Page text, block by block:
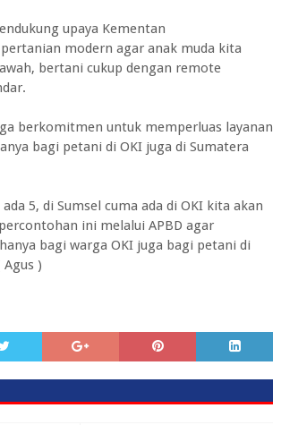
upaya Kementan
modern agar anak muda kita
bertani cukup dengan remote
berkomitmen untuk memperluas layanan
bagi petani di OKI juga di Sumatera
5, di Sumsel cuma ada di OKI kita akan
ini melalui APBD agar
bagi warga OKI juga bagi petani di
Agus )